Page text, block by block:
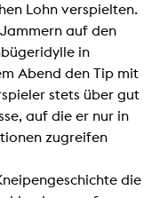
Lohn verspielten.
auf den
in
Abend den Tip mit
stets über gut
auf die er nur in
zugreifen
die